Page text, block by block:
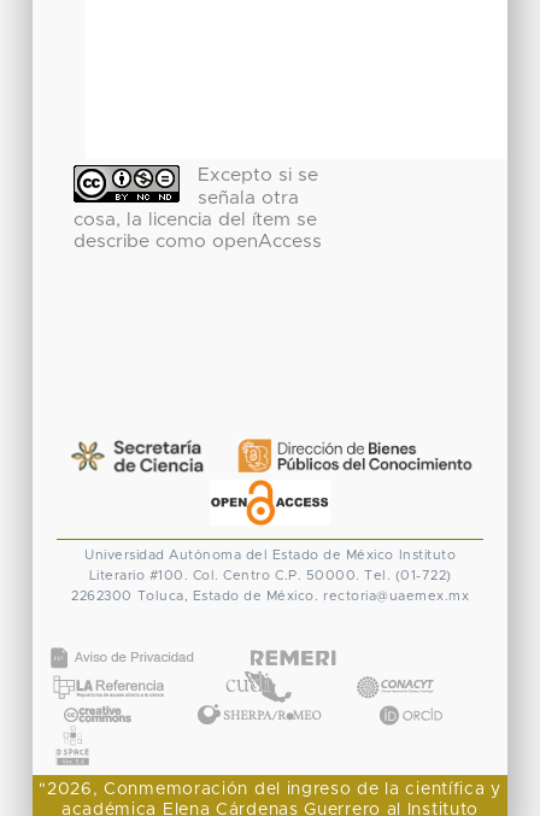
Excepto si se
señala otra
cosa, la licencia del ítem se
describe como openAccess
Universidad Autónoma del Estado de México
Instituto
Literario #100. Col. Centro C.P. 50000. Tel. (01-722)
2262300 Toluca, Estado de México. rectoria@uaemex.mx
"2026, Conmemoración del ingreso de la científica y
académica Elena Cárdenas Guerrero al Instituto